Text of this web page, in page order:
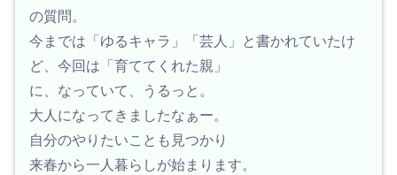
の質問。
今までは「ゆるキャラ」「芸人」と書かれていたけ
ど、今回は「育ててくれた親」
に、なっていて、うるっと。
大人になってきましたなぁー。
自分のやりたいことも見つかり
来春から一人暮らしが始まります。